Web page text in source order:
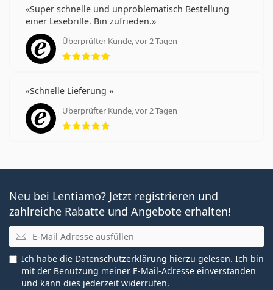
Super schnelle und unproblematisch Bestellung
einer Lesebrille. Bin zufrieden.
Überprüfter Kunde, vor 2 Tagen
Bewertung 5 aus 5
Schnelle Lieferung
Überprüfter Kunde, vor 2 Tagen
Bewertung 5 aus 5
Neu bei Lentiamo? Jetzt registrieren und
zahlreiche Rabatte und Angebote erhalten!
E-Mail
Ich habe die Datenschutzerklärung hierzu gelesen. Ich bin
mit der Benutzung meiner E-Mail-Adresse einverstanden
und kann dies jederzeit widerrufen.